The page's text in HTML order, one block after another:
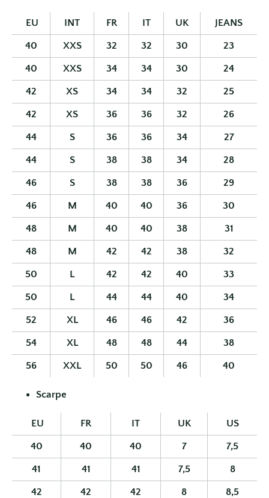
EU INT FR IT UK JEANS
40 XXS 32 32 30 23
40 XXS 34 34 30 24
42 XS 34 34 32 25
42 XS 36 36 32 26
44 S 36 36 34 27
44 S 38 38 34 28
46 S 38 38 36 29
46 M 40 40 36 30
48 M 40 40 38 31
48 M 42 42 38 32
50 L 42 42 40 33
50 L 44 44 40 34
52 XL 46 46 42 36
54 XL 48 48 44 38
56 XXL 50 50 46 40
Scarpe
EU FR IT UK US
40 40 40 7 7,5
41 41 41 7,5 8
42 42 42 8 8,5